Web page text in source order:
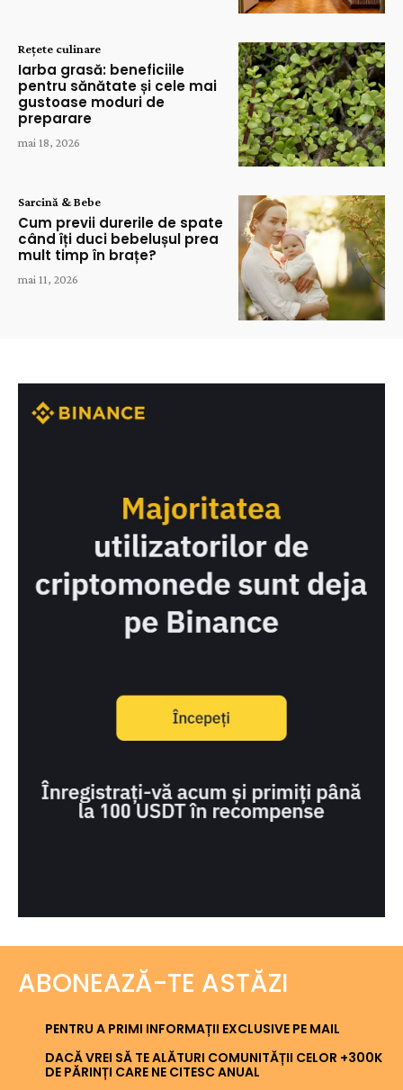
Rețete culinare
Iarba grasă: beneficiile
pentru sănătate și cele mai
gustoase moduri de
preparare
mai 18, 2026
Sarcină & Bebe
Cum previi durerile de spate
când îți duci bebelușul prea
mult timp în brațe?
mai 11, 2026
ABONEAZĂ-TE ASTĂZI
PENTRU A PRIMI INFORMAȚII EXCLUSIVE PE MAIL
DACĂ VREI SĂ TE ALĂTURI COMUNITĂȚII CELOR +300K
DE PĂRINȚI CARE NE CITESC ANUAL